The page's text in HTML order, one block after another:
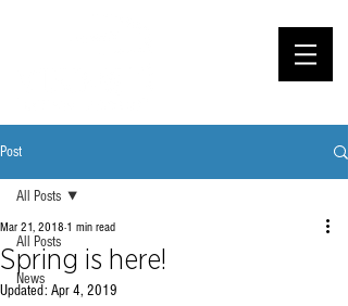
Post
All Posts
News
All Posts
Spring is here!
Mar 21, 2018 1 min read
Updated: Apr 4, 2019